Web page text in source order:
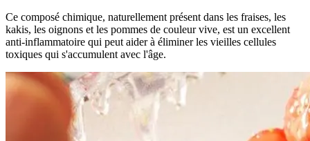
Ce composé chimique, naturellement présent dans les fraises, les
kakis, les oignons et les pommes de couleur vive, est un excellent
anti-inflammatoire qui peut aider à éliminer les vieilles cellules
toxiques qui s'accumulent avec l'âge.